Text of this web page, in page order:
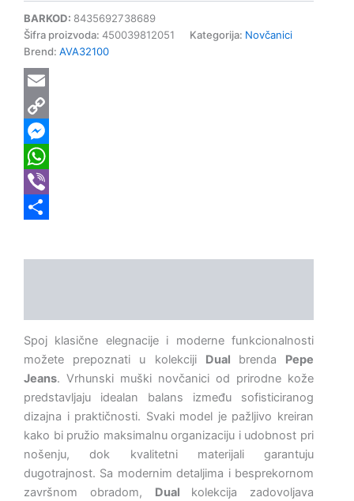
BARKOD: 8435692738689
Šifra proizvoda: 450039812051 Kategorija: Novčanici
Brend: AVA32100
Email
Copy
Link
Messenger
WhatsApp
Viber
Spoj klasične elegnacije i moderne funkcionalnosti
možete prepoznati u kolekciji Dual brenda Pepe
Jeans. Vrhunski muški novčanici od prirodne kože
predstavljaju idealan balans između sofisticiranog
dizajna i praktičnosti. Svaki model je pažljivo kreiran
kako bi pružio maksimalnu organizaciju i udobnost pri
nošenju, dok kvalitetni materijali garantuju
dugotrajnost. Sa modernim detaljima i besprekornom
završnom obradom, Dual kolekcija zadovoljava